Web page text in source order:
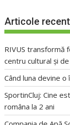
Articole
RIVUS transformă
centru cultural și
Când luna devine
SportinCluj: Cine
româna la 2 ani